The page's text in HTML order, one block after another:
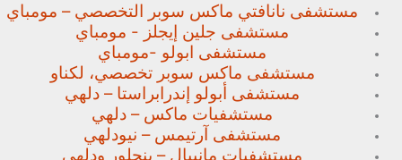
مستشفى نانافتي ماكس سوبر التخصصي – مومباي
مستشفى جلين إيجلز - مومباي
مستشفى ابولو -مومباي
مستشفى ماكس سوبر تخصصي، لكناو
مستشفى أبولو إندرابراستا – دلهي
مستشفيات ماكس – دلهي
مستشفى آرتيمس – نيودلهي
مستشفيات مانيبال – بنجلور ودلهي